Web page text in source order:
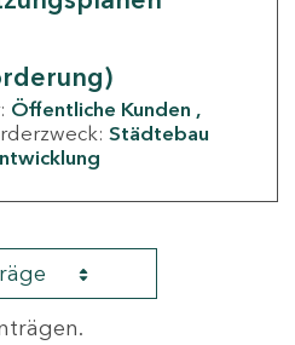
Öffentliche Kunden
Städtebau